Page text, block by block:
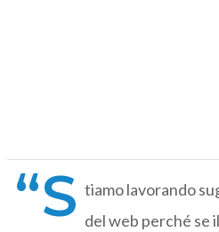
“S tiamo lavorando
del web perché se